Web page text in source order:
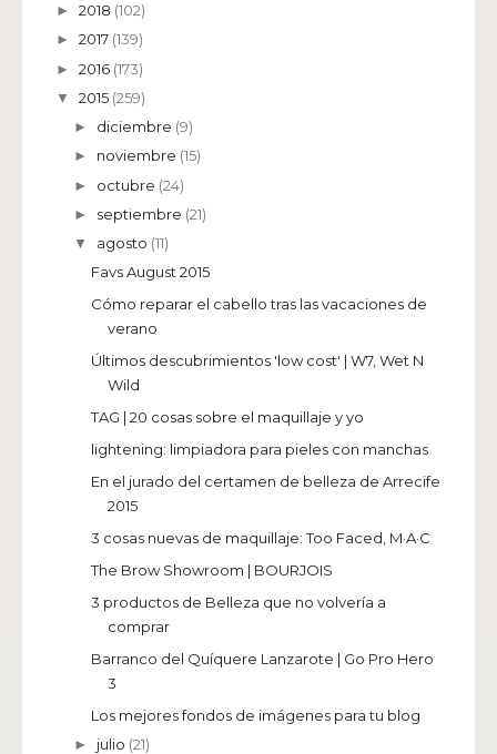
► 2018 (102)
► 2017 (139)
► 2016 (173)
▼ 2015 (259)
► diciembre (9)
► noviembre (15)
► octubre (24)
► septiembre (21)
▼ agosto (11)
Favs August 2015
Cómo reparar el cabello tras las vacaciones de
verano
Últimos descubrimientos 'low cost' | W7, Wet N
Wild
TAG | 20 cosas sobre el maquillaje y yo
lightening: limpiadora para pieles con manchas
En el jurado del certamen de belleza de Arrecife
2015
3 cosas nuevas de maquillaje: Too Faced, M·A·C
The Brow Showroom | BOURJOIS
3 productos de Belleza que no volvería a
comprar
Barranco del Quíquere Lanzarote | Go Pro Hero
3
Los mejores fondos de imágenes para tu blog
► julio (21)